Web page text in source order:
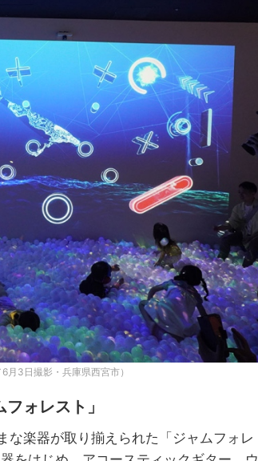
3日撮影・兵庫県西宮市）
ォレスト」
楽器が取り揃えられた「ジャムフォレ